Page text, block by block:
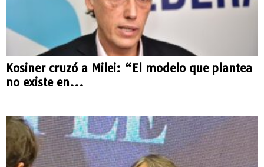
Kosiner cruzó a Milei: “El modelo que plantea
no existe en...